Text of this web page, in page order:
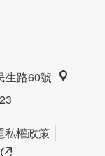
生路60號
私權政策